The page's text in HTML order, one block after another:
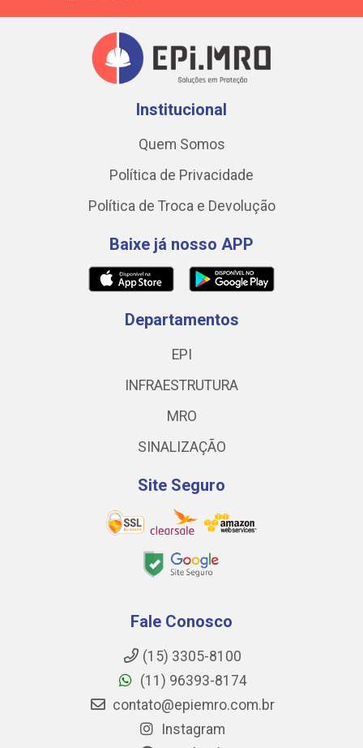
Institucional
Quem Somos
Política de Privacidade
Política de Troca e Devolução
Baixe já nosso APP
Departamentos
EPI
INFRAESTRUTURA
MRO
SINALIZAÇÃO
Site Seguro
Fale Conosco
(15) 3305-8100
(11) 96393-8174
contato@epiemro.com.br
Instagram